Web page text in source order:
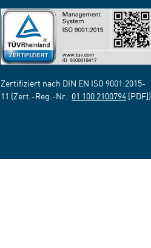
Zertifiziert nach DIN EN ISO 9001:2015-
11 (Zert.-Reg.-Nr.: 01 100 2100794 [PDF])